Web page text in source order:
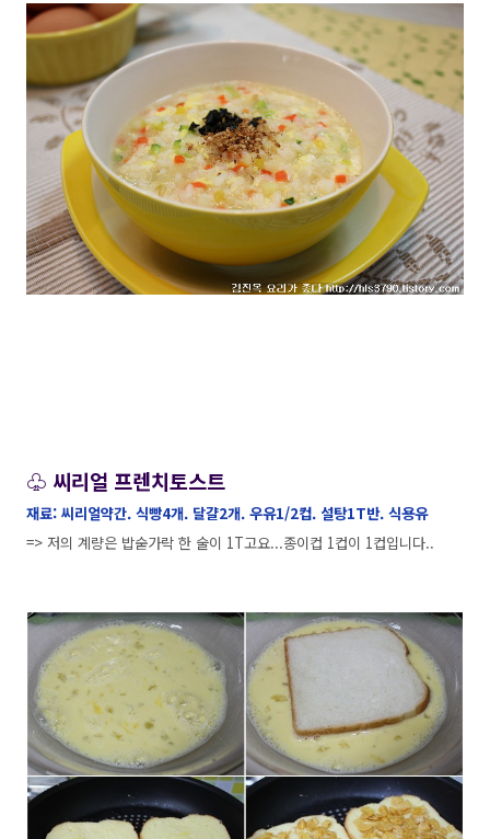
♧ 씨리얼 프렌치토스트
재료: 씨리얼약간. 식빵4개. 달걀2개. 우유1/2컵. 설탕1T반. 식용유
=> 저의 계량은 밥숟가락 한 술이 1T고요...종이컵 1컵이 1컵입니다..